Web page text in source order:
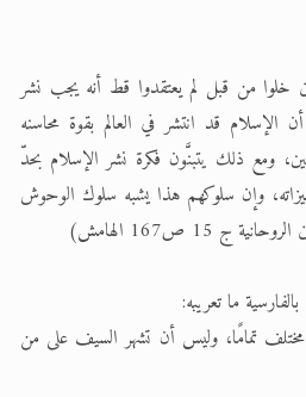
خلوا من قبل لم يعتقدوا قط أنه يجب نشر
قد انتشر في العالم بقوة محاسنه
ومع ذلك يتبنَّون فكرة نشر الإسلام بحدّ
وإن سلوكهم هذا يشبه سلوك الوحوش
15 ص167 الهامش)
ما تعريبه:
مختلف تمامًا، وليس أن تشهر السيف على من